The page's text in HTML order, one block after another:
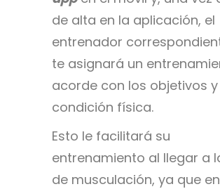
de alta en la aplicación, el
entrenador
te asignará un
acorde con los objetivos y
condición física.
Esto le facilitará su
entrenamiento al llegar a
de musculación, ya que